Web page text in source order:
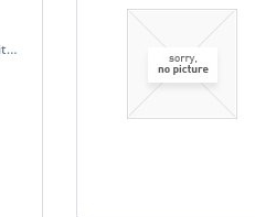
Fluglochschieber/Mäusegitter